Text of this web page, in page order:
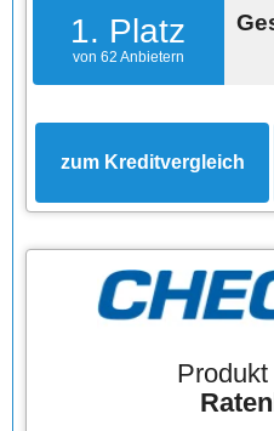
1. Platz
von 62 Anbietern
zum Kreditvergleich
Produkt